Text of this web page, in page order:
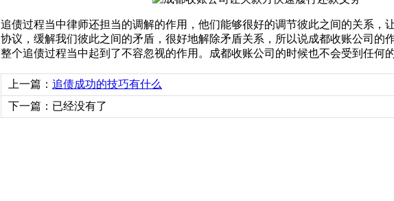
追债过程当中律师还担当的调解的作用，他们能够很好的调节彼此之间的关系，
协议，缓解我们彼此之间的矛盾，很好地解除矛盾关系，所以说成都收账公司的
整个追债过程当中起到了不容忽视的作用。成都收账公司的时候也不会受到任何的
上一篇： 追债成功的技巧有什么
下一篇：已经没有了